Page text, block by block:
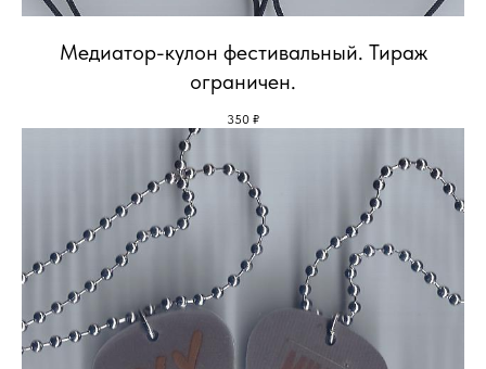
Медиатор-кулон фестивальный. Тираж
ограничен.
350 ₽